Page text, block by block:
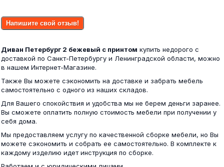
Ким Кровать 1,6м венге/белый глянец
15 100 ₽
Стеллаж № 2 белфорд
Напишите свой отзыв!
Диван Петербург 2 бежевый с принтом купить недорого с
доставкой по Санкт-Петербургу и Ленинградской области, можно
в нашем Интернет-Магазине.
Также Вы можете сэкономить на доставке и забрать мебель
самостоятельно с одного из наших складов.
Для Вашего спокойствия и удобства мы не берем деньги заранее.
Вы сможете оплатить полную стоимость мебели при получении у
себя дома.
Мы предоставляем услугу по качественной сборке мебели, но Вы
можете сэкономить и собрать ее самостоятельно. В комплекте к
каждому изделию идет инструкция по сборке.